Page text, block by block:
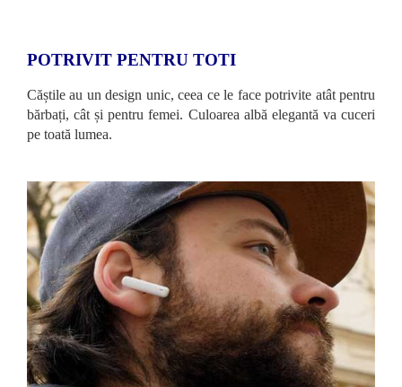
POTRIVIT PENTRU TOTI
Căștile au un design unic, ceea ce le face potrivite atât pentru
bărbați, cât și pentru femei. Culoarea albă elegantă va cuceri
pe toată lumea.